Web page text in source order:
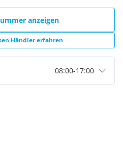
anzeigen
Händler erfahren
08:00-17:00